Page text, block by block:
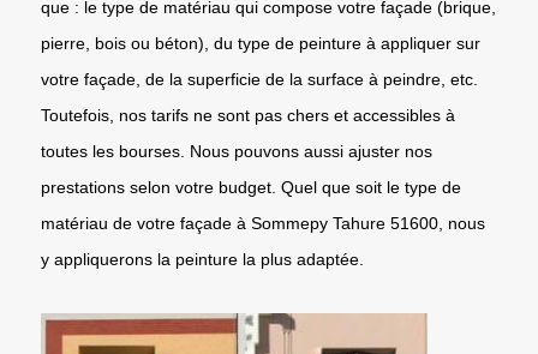
que : le type de matériau qui compose votre façade (brique,
pierre, bois ou béton), du type de peinture à appliquer sur
votre façade, de la superficie de la surface à peindre, etc.
Toutefois, nos tarifs ne sont pas chers et accessibles à
toutes les bourses. Nous pouvons aussi ajuster nos
prestations selon votre budget. Quel que soit le type de
matériau de votre façade à Sommepy Tahure 51600, nous
y appliquerons la peinture la plus adaptée.